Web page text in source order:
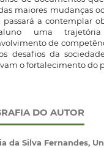
maiores mudanças
passará a contemplar
uma trajetória
de
desafios da
o fortalecimento do
DO AUTOR
da Silva Fernandes,